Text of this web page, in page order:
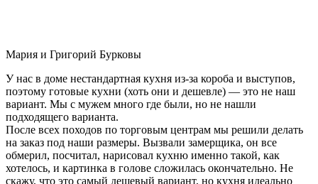
Мария и Григорий Бурковы
У нас в доме нестандартная кухня из-за короба и выступов,
поэтому готовые кухни (хоть они и дешевле) — это не наш
вариант. Мы с мужем много где были, но не нашли
подходящего варианта.
После всех походов по торговым центрам мы решили делать
на заказ под наши размеры. Вызвали замерщика, он все
обмерил, посчитал, нарисовал кухню именно такой, как
хотелось, и картинка в голове сложилась окончательно. Не
скажу, что это самый дешевый вариант, но кухня идеально